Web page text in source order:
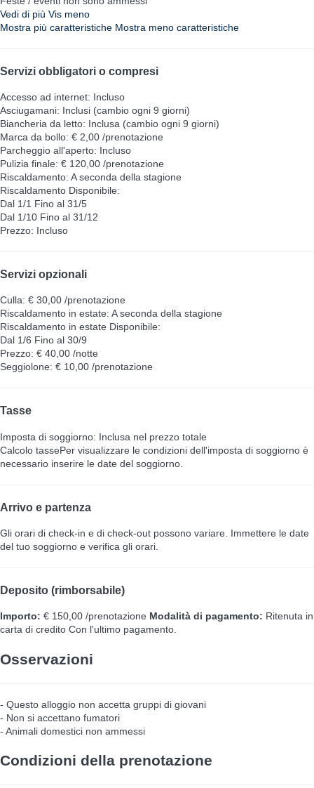
Vedi di più Vis meno
Mostra più caratteristiche Mostra meno caratteristiche
Servizi obbligatori o compresi
Accesso ad internet: Incluso
Asciugamani: Inclusi (cambio ogni 9 giorni)
Biancheria da letto: Inclusa (cambio ogni 9 giorni)
Marca da bollo: € 2,00 /prenotazione
Parcheggio all'aperto: Incluso
Pulizia finale: € 120,00 /prenotazione
Riscaldamento: A seconda della stagione
Riscaldamento Disponibile:
Dal 1/1 Fino al 31/5
Dal 1/10 Fino al 31/12
Prezzo: Incluso
Servizi opzionali
Culla: € 30,00 /prenotazione
Riscaldamento in estate: A seconda della stagione
Riscaldamento in estate Disponibile:
Dal 1/6 Fino al 30/9
Prezzo: € 40,00 /notte
Seggiolone: € 10,00 /prenotazione
Tasse
Imposta di soggiorno: Inclusa nel prezzo totale
Calcolo tassePer visualizzare le condizioni dell'imposta di soggiorno è
necessario inserire le date del soggiorno.
Arrivo e partenza
Gli orari di check-in e di check-out possono variare. Immettere le date
del tuo soggiorno e verifica gli orari.
Deposito (rimborsabile)
Importo: € 150,00 /prenotazione Modalità di pagamento: Ritenuta in
carta di credito Con l'ultimo pagamento.
Osservazioni
- Questo alloggio non accetta gruppi di giovani
- Non si accettano fumatori
- Animali domestici non ammessi
Condizioni della prenotazione